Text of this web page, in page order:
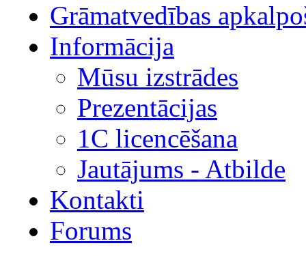
Grāmatvedības
Informācija
Mūsu izstrādes
Prezentācijas
1С licencēšana
Jautājums - Atbilde
Kontakti
Forums